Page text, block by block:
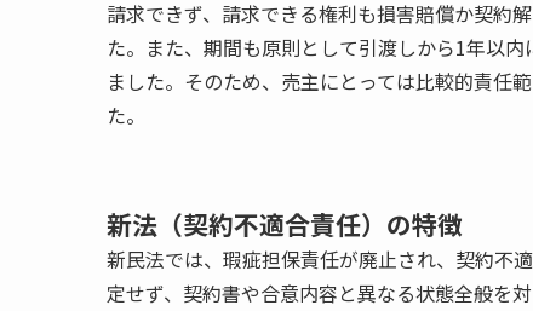
請求できず、請求できる権利も損害賠償か契約
た。また、期間も原則として引渡しから1年以内
ました。そのため、売主にとっては比較的責任
た。
新法（契約不適合責任）の特徴
新民法では、瑕疵担保責任が廃止され、契約不
定せず、契約書や合意内容と異なる状態全般を